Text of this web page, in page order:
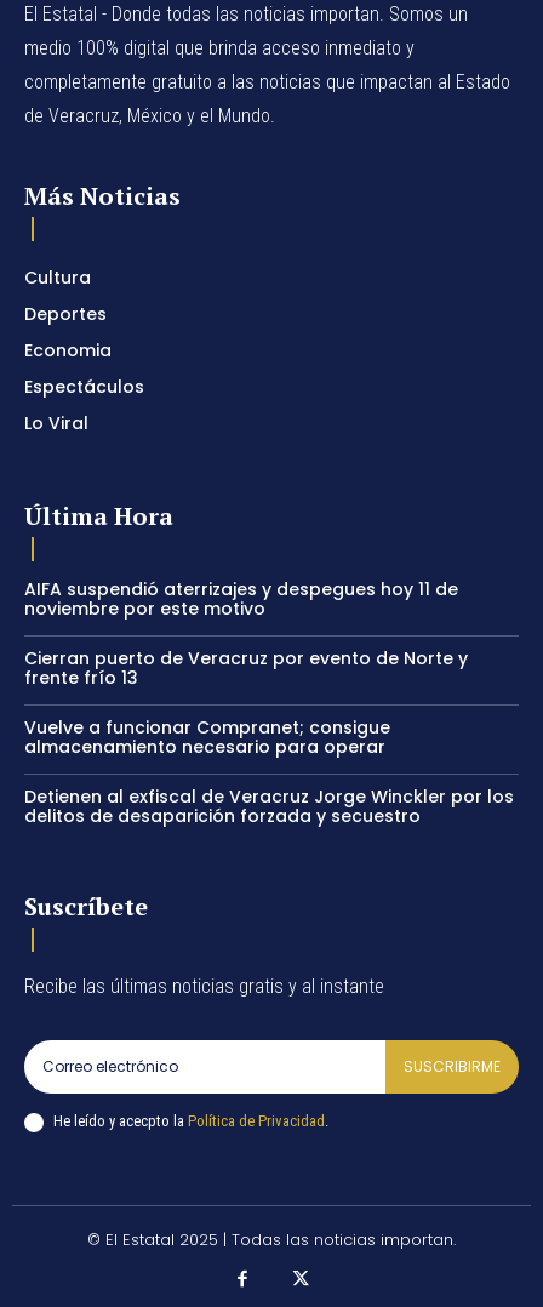
El Estatal - Donde todas las noticias importan. Somos un
medio 100% digital que brinda acceso inmediato y
completamente gratuito a las noticias que impactan al Estado
de Veracruz, México y el Mundo.
Más Noticias
Cultura
Deportes
Economia
Espectáculos
Lo Viral
Última Hora
AIFA suspendió aterrizajes y despegues hoy 11 de
noviembre por este motivo
Cierran puerto de Veracruz por evento de Norte y
frente frío 13
Vuelve a funcionar Compranet; consigue
almacenamiento necesario para operar
Detienen al exfiscal de Veracruz Jorge Winckler por los
delitos de desaparición forzada y secuestro
Suscríbete
Recibe las últimas noticias gratis y al instante
SUSCRIBIRME
He leído y acecpto la Política de Privacidad .
© El Estatal 2025 | Todas las noticias importan.